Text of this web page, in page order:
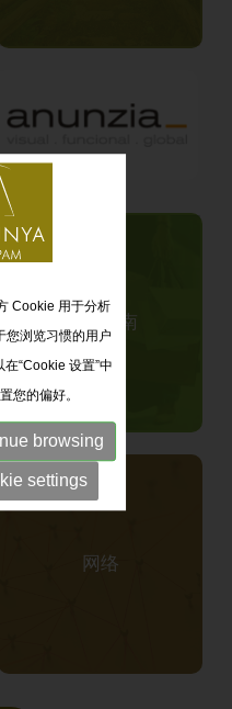
Cookie 用于分析
您浏览习惯的用户
“Cookie 设置”中
您的偏好。
browsing
settings
商业指南
网络